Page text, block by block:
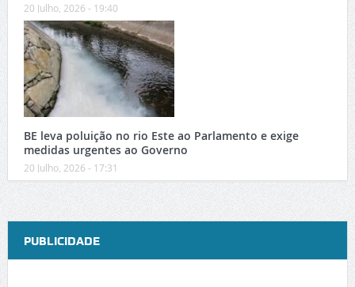
20 Julho, 2026 - 19:40
BE leva poluição no rio Este ao Parlamento e exige
medidas urgentes ao Governo
20 Julho, 2026 - 17:31
PUBLICIDADE